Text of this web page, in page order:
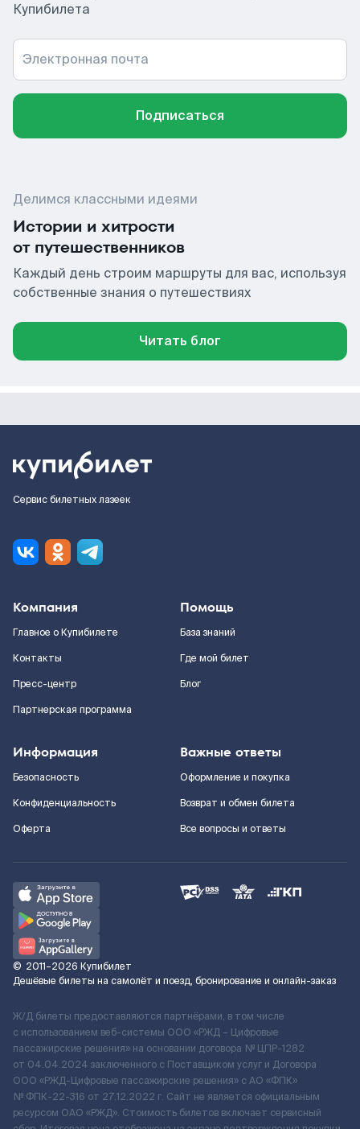
Купибилета
Электронная почта
Подписаться
Делимся классными идеями
Истории и хитрости
от путешественников
Каждый день строим маршруты для вас, используя
собственные знания о путешествиях
Читать блог
Сервис билетных лазеек
Компания
Главное о Купибилете
Контакты
Пресс-центр
Партнерская программа
Помощь
База знаний
Где мой билет
Блог
Информация
Безопасность
Конфиденциальность
Оферта
Важные ответы
Оформление и покупка
Возврат и обмен билета
Все вопросы и ответы
© 2011–2026 Купибилет
Дешёвые билеты на самолёт и поезд, бронирование и онлайн-заказ
Ж/Д билеты предоставляются партнёрами, в том числе
с использованием веб-системы ООО «РЖД – Цифровые
пассажирские решения» на основании договора № ЦПР-1282
от 04.04.2024 заключенного с Поставщиком услуг и Договора
ООО «РЖД-Цифровые пассажирские решения» c АО «ФПК»
№ ФПК-22-316 от 27.12.2022 г. Сайт не является официальным
ресурсом ОАО «РЖД». Стоимость билетов включает сервисный